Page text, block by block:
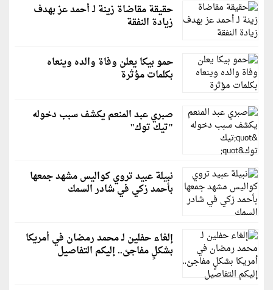
حقيقة مقاضاة زينة لـ أحمد عز بهدف
زيادة النفقة
حمو بيكا يعلن وفاة والده وينعاه
بكلمات مؤثرة
صبري عبد المنعم يكشف سبب دخوله
"تيك توك"
نبيلة عبيد تروي كواليس مشهد جمعها
بأحمد زكي في شادر السمك
إلغاء حفلين لـ محمد رمضان في أمريكا
بشكلٍ مفاجئ.. إليكم التفاصيل